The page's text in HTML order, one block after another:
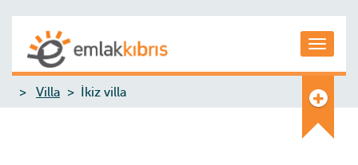
Villa İkiz villa